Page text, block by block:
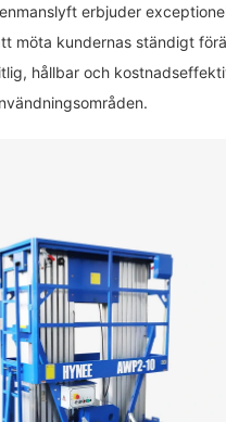
erbjuder
möta kundernas ständigt
hållbar och